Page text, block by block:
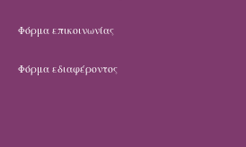
Φόρμα επικοινωνίας
Φόρμα εδιαφέροντος